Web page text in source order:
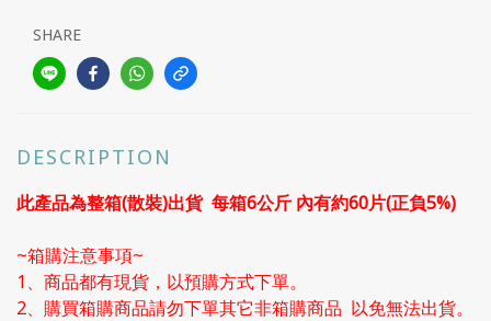
SHARE
DESCRIPTION
此產品為整箱(散裝)出貨 每箱6公斤 內有約60片(正負5%)
~箱購注意事項~
1、商品都有現貨，以預購方式下單。
2、購買箱購商品請勿下單其它非箱購商品 以免無法出貨。